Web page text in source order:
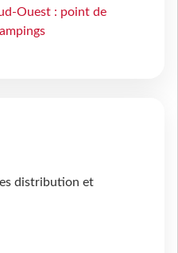
Ouest : point de
distribution et